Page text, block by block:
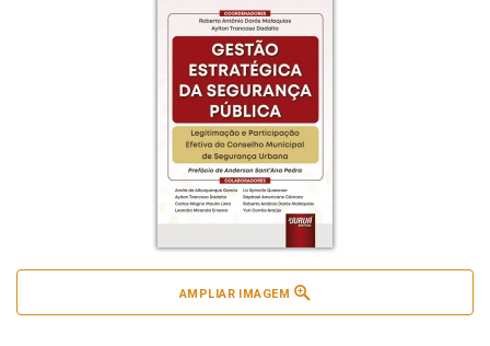
AMPLIAR IMAGEM